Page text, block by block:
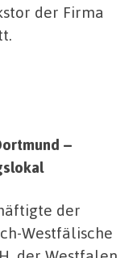
der Firma
–
der
Westfälische